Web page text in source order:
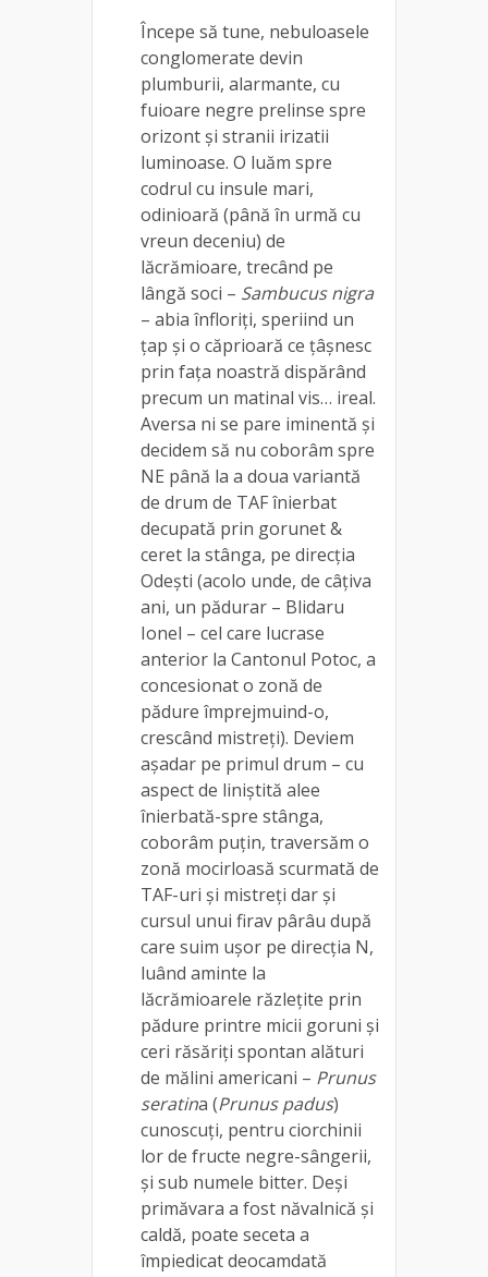
Începe să tune, nebuloasele
conglomerate devin
plumburii, alarmante, cu
fuioare negre prelinse spre
orizont și stranii irizatii
luminoase. O luăm spre
codrul cu insule mari,
odinioară (până în urmă cu
vreun deceniu) de
lăcrămioare, trecând pe
lângă soci – Sambucus nigra
– abia înfloriți, speriind un
țap și o căprioară ce țâșnesc
prin fața noastră dispărând
precum un matinal vis… ireal.
Aversa ni se pare iminentă și
decidem să nu coborâm spre
NE până la a doua variantă
de drum de TAF înierbat
decupată prin gorunet &
ceret la stânga, pe direcția
Odești (acolo unde, de câțiva
ani, un pădurar – Blidaru
Ionel – cel care lucrase
anterior la Cantonul Potoc, a
concesionat o zonă de
pădure împrejmuind-o,
crescând mistreți). Deviem
așadar pe primul drum – cu
aspect de liniștită alee
înierbată-spre stânga,
coborâm puțin, traversăm o
zonă mocirloasă scurmată de
TAF-uri și mistreți dar și
cursul unui firav pârâu după
care suim ușor pe direcția N,
luând aminte la
lăcrămioarele răzlețite prin
pădure printre micii goruni și
ceri răsăriți spontan alături
de mălini americani – Prunus
seratina (Prunus padus)
cunoscuți, pentru ciorchinii
lor de fructe negre-sângerii,
și sub numele bitter. Deși
primăvara a fost năvalnică și
caldă, poate seceta a
împiedicat deocamdată